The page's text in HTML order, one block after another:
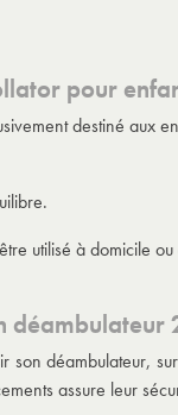
pour
destiné aux
utilisé à domicile
déambulateur
son déambulateur,
assure leur